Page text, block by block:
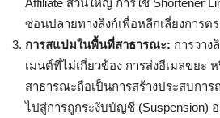
Affiliate ส่วนใหญ่ การใช้ Shortener
ซ่อนปลายทางลิงก์เพื่อหลีกเลี่ยงการต
การสแปมในพื้นที่สาธารณะ: การวาง
เมนต์ที่ไม่เกี่ยวข้อง การส่งอีเมลขยะ
สาธารณะถือเป็นการสร้างประสบกา
ไปสู่การถูกระงับบัญชี (Suspension) อ